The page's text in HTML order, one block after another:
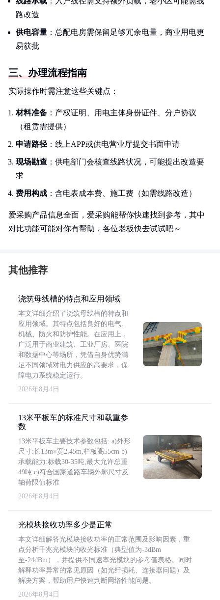
路改造
供电容量 ：总配电房需保留足够冗余电量，商业用电更
易获批
三、办理流程指南
实际操作时需注意这些关键点：
材料准备 ：产权证明、用电主体身份证件、分户协议
（租赁需提供）
申请路径 ：线上APP或供电营业厅提交书面申请
现场勘查 ：供电部门会核查线路状况，可能提出改造要
求
费用构成 ：含电表成本费、施工费（如需线路改造）
爱采购产品信息全面，爱采购能帮你快速找到参考，其中
对比功能可能对你有帮助，各位老板快去试试吧～
其他推荐
浇筑母线槽的特点和应用领域
本文详细介绍了浇筑母线槽的特点和
应用领域。其特点包括良好的电气、
机械、防火和防护性能。在应用上，
广泛用于商业建筑、工业厂房、医院
和数据中心等场所，凭借自身优势满
足不同领域对电力供应的高要求，保
障电力系统稳定运行。
2026年8月4日
13米平板车的标准尺寸和载重参
数
13米平板车主要技术参数包括: a)外形
尺寸:长13m×宽2.45m,栏板高55cm b)
承载能力:标载30-35吨,最大允许总重
49吨 c)符合国家道路车辆外廓尺寸及
轴荷限值标准
2026年8月4日
光模块接收功率多少是正常
本文详细解答光模块接收功率的正常范围及影响因素，重
点分析千兆光模块的收光标准（典型值为-3dBm
至-24dBm），并提供不同速率光模块的参考值表格。同时
解释功率异常的常见原因（如光纤损耗、连接器问题）及
解决方案，帮助用户快速判断网络性能问题。
2026年8月4日